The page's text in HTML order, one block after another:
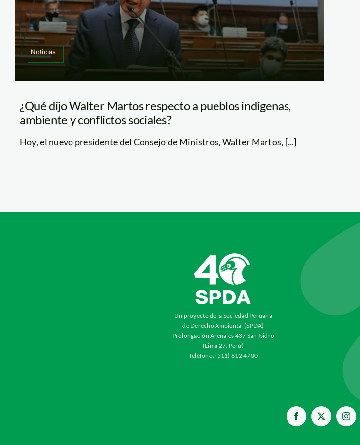
Noticias
¿Qué dijo Walter Martos respecto a pueblos indígenas,
ambiente y conflictos sociales?
Hoy, el nuevo presidente del Consejo de Ministros, Walter Martos, [...]
Un proyecto de la Sociedad Peruana
de Derecho Ambiental (SPDA)
Prolongación Arenales 437 San Isidro
(Lima 27, Perú)
Teléfono: (511) 612 4700